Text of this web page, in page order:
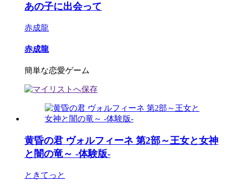
あの子に出会って
赤成龍
赤成龍
簡単な恋愛ゲーム
黄昏の君 ヴォルフィーネ 第2部～王女と女神
と闇の竜～ -体験版-
ときてっと